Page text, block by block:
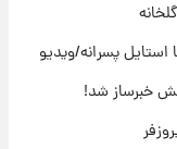
گروه
پرداخت
ویدیو